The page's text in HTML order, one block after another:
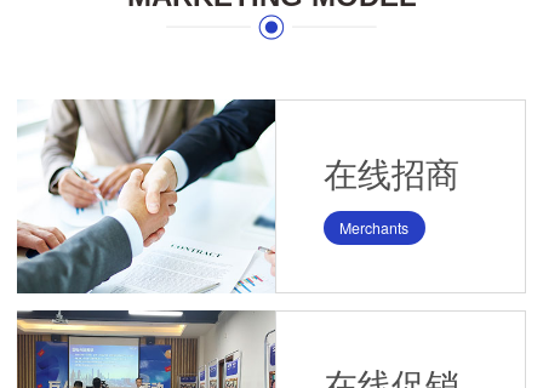
在线招商
Merchants